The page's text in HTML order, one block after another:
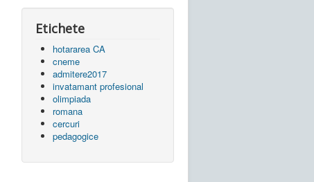
Etichete
hotararea CA
cneme
admitere2017
invatamant profesional
olimpiada
romana
cercuri
pedagogice